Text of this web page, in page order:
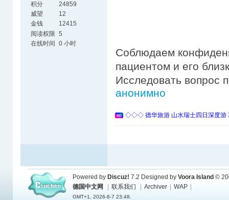
积分
24859
威望
12
金钱
12415
阅读权限 5
在线时间 0 小时
Соблюдаем
пациентом и его
Исследовать вопрос
анонимно
◇◇◇ 德华旅游 山水瑞士四日深度
Powered by Discuz! 7.2 Designed by Voora Island ©
德国中文网
联系我们 Archiver WAP
GMT+1, 2026-8-7 23:48.